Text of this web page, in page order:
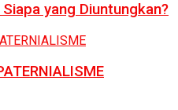
yang Diuntungkan?